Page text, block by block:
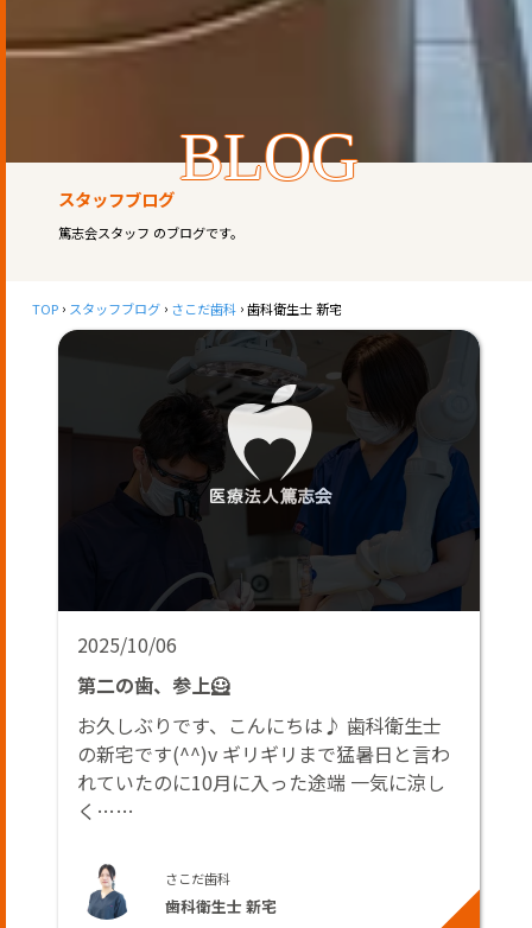
BLOG
スタッフブログ
篤志会スタッフ のブログです。
TOP スタッフブログ さこだ歯科 歯科衛生士 新宅
2025/10/06
第二の歯、参上🦸
お久しぶりです、こんにちは♪ 歯科衛生士
の新宅です(^^)v ギリギリまで猛暑日と言わ
れていたのに10月に入った途端 一気に涼し
く……
さこだ歯科
歯科衛生士 新宅